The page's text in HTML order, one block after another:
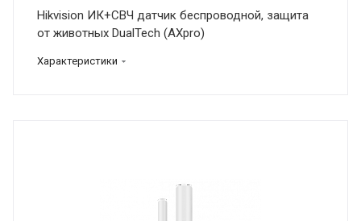
Hikvision ИК+СВЧ датчик беспроводной, защита
от животных DualTech (AXpro)
Характеристики